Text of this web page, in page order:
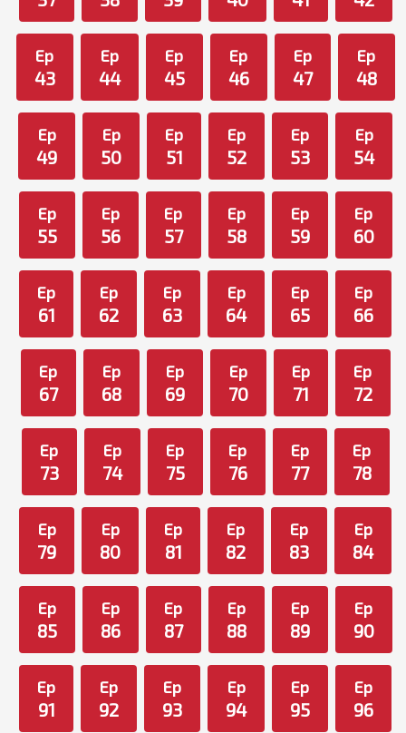
Ep
43
Ep
44
Ep
45
Ep
46
Ep
47
Ep
48
Ep
49
Ep
50
Ep
51
Ep
52
Ep
53
Ep
54
Ep
55
Ep
56
Ep
57
Ep
58
Ep
59
Ep
60
Ep
61
Ep
62
Ep
63
Ep
64
Ep
65
Ep
66
Ep
67
Ep
68
Ep
69
Ep
70
Ep
71
Ep
72
Ep
73
Ep
74
Ep
75
Ep
76
Ep
77
Ep
78
Ep
79
Ep
80
Ep
81
Ep
82
Ep
83
Ep
84
Ep
85
Ep
86
Ep
87
Ep
88
Ep
89
Ep
90
Ep
91
Ep
92
Ep
93
Ep
94
Ep
95
Ep
96